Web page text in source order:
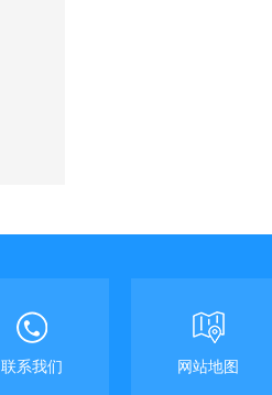
联系我们 网站地图